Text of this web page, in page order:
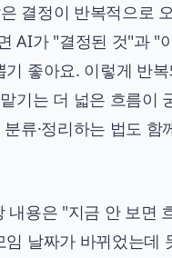
결정이 반복적으로
AI가 "결정된 것"과 "
기 좋아요. 이렇게 반
기는 더 넓은 흐름이
류·정리하는 법도 함
내용은 "지금 안 보면
날짜가 바뀌었는데